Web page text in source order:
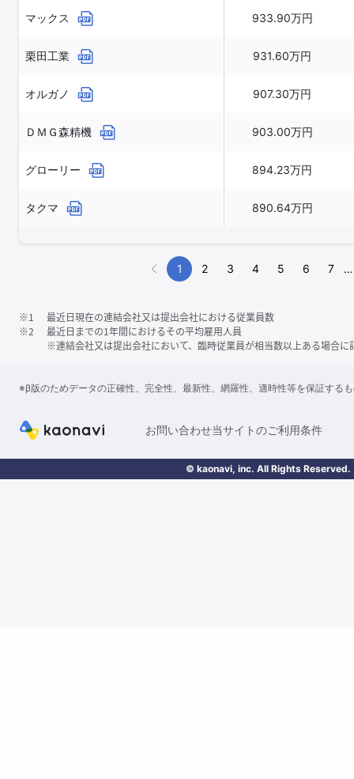
マックス 933.90万円
栗田工業 931.60万円
オルガノ 907.30万円
ＤＭＧ森精機 903.00万円
グローリー 894.23万円
タクマ 890.64万円
1 2 3 4 5 6 7 …
※1
最近日現在の連結会社又は提出会社における従業員数
※2
最近日までの1年間におけるその平均雇用人員
※連結会社又は提出会社において、臨時従業員が相当数以上ある場合に
※β版のためデータの正確性、完全性、最新性、網羅性、適時性等を保証する
お問い合わせ当サイトのご利用条件
© kaonavi, inc. All Rights Reserved.